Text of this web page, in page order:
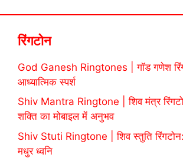
रिंगटोन
God Ganesh Ringtones | गॉड गणेश
आध्यात्मिक स्पर्श
Shiv Mantra Ringtone | शिव मंत्र
शक्ति का मोबाइल में अनुभव
Shiv Stuti Ringtone | शिव स्तुति
मधुर ध्वनि